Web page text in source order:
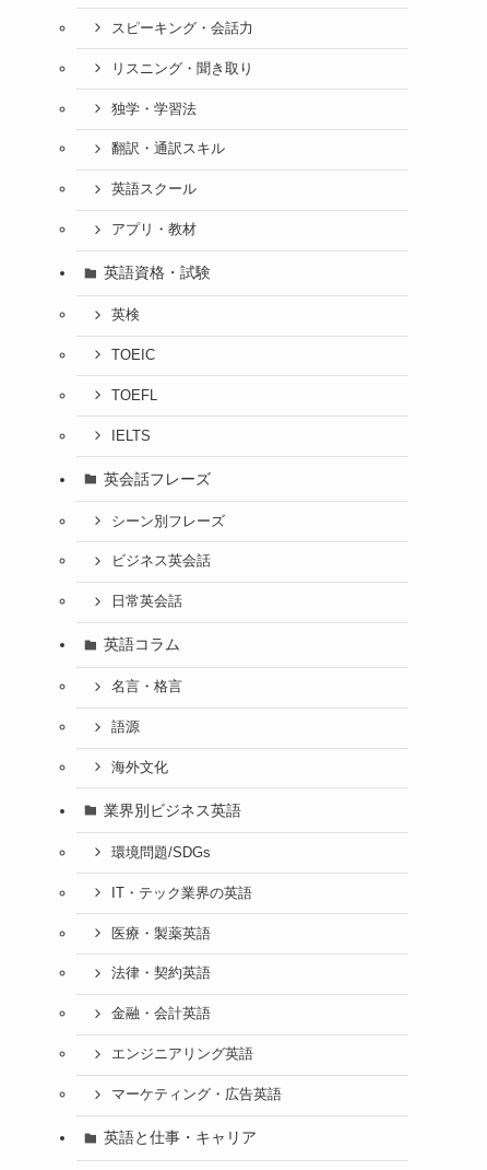
スピーキング・会話力
リスニング・聞き取り
独学・学習法
翻訳・通訳スキル
英語スクール
アプリ・教材
英語資格・試験
英検
TOEIC
TOEFL
IELTS
英会話フレーズ
シーン別フレーズ
ビジネス英会話
日常英会話
英語コラム
名言・格言
語源
海外文化
業界別ビジネス英語
環境問題/SDGs
IT・テック業界の英語
医療・製薬英語
法律・契約英語
金融・会計英語
エンジニアリング英語
マーケティング・広告英語
英語と仕事・キャリア